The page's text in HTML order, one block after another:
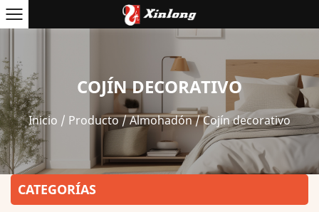
COJÍN DECORATIVO
Inicio / Producto/Almohadón/Cojín decorativo
CATEGORÍAS